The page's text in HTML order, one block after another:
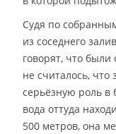
Судя по
из соседнего
говорят, что
не считалось,
серьёзную роль в
вода оттуда
500 метров, она